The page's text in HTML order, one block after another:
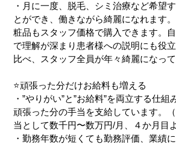
・月に一度、脱毛、シミ治療など希望
とができ、働きながら綺麗になれます
粧品もスタッフ価格で購入できます。
で理解が深まり患者様への説明にも役
比べ、スタッフ全員が年々綺麗になって
⭐️頑張った分だけお給料も増える
・”やりがい”と”お給料”を両立する仕組
頑張った分の手当を支給しています。
当として数千円〜数万円/月、４か月目
・勤務年数が短くても勤務評価、業績